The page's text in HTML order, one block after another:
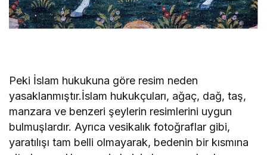
Peki İslam hukukuna göre resim neden
yasaklanmıştır.İslam hukukçuları, ağaç, dağ, taş,
manzara ve benzeri şeylerin resimlerini uygun
bulmuşlardır. Ayrıca vesikalık fotoğraflar gibi,
yaratılışı tam belli olmayarak, bedenin bir kısmına